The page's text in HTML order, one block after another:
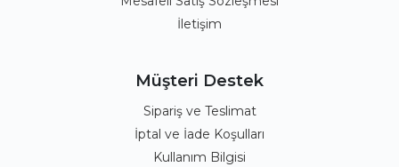
İletişim
Müşteri Destek
Sipariş ve Teslimat
İptal ve İade Koşulları
Kullanım Bilgisi